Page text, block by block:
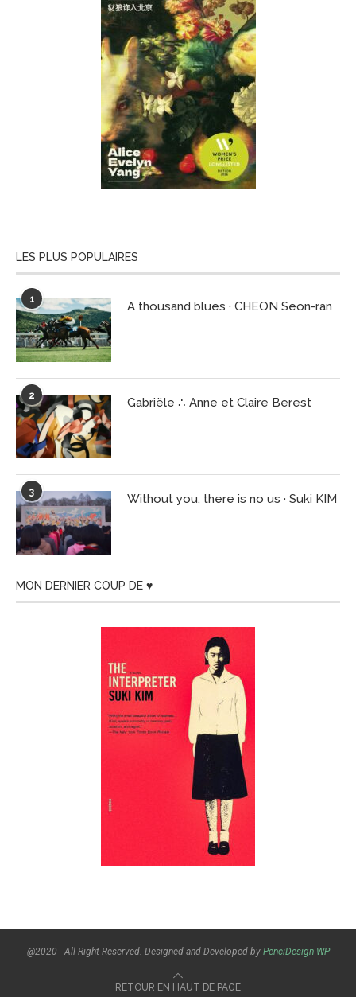
LES PLUS POPULAIRES
1 A thousand blues · CHEON Seon-ran
2 Gabriële ∴ Anne et Claire Berest
3 Without you, there is no us · Suki KIM
MON DERNIER COUP DE ♥
@2020 - All Right Reserved. Designed and Developed by PenciDesign WP
RETOUR EN HAUT DE PAGE